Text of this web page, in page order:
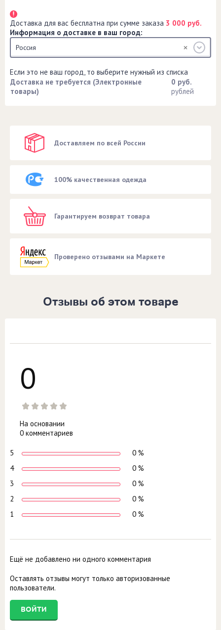
Доставка для вас бесплатна при сумме заказа 3 000 руб.
Информация о доставке в ваш город:
Россия
Если это не ваш город, то выберите нужный из списка
Доставка не требуется (Электронные
товары)
0 руб.
рублей
Доставляем по всей России
100% качественная одежда
Гарантируем возврат товара
Проверено отзывами на Маркете
Отзывы об этом товаре
0
На основании
0 комментариев
5
0 %
4
0 %
3
0 %
2
0 %
1
0 %
Ещё не добавлено ни одного комментария
Оставлять отзывы могут только авторизованные
пользователи.
ВОЙТИ